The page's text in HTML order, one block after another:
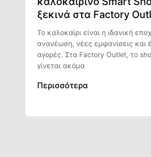
ξεκινά στα Factory
Το καλοκαίρι είναι η ιδανική
ανανέωση, νέες εμφανίσεις και
αγορές. Στα Factory Outlet, το
γίνεται ακόμα
Περισσότερα